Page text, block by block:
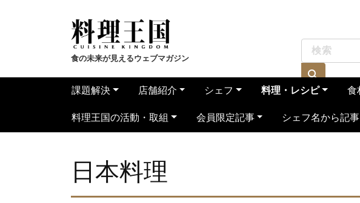
食の未来が見えるウェブマガジン
課題解決 店舗紹介 シェフ 料理・レシピ 食
料理王国の活動・取組 会員限定記事 シェフ名から記
日本料理